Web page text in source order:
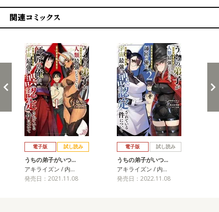
電子版 試し読み
うちの弟子がいつ…
アキライズン / 内…
発売日：2021.11.08
電子版 試し読み
うちの弟子がいつ…
アキライズン / 内…
発売日：2022.11.08